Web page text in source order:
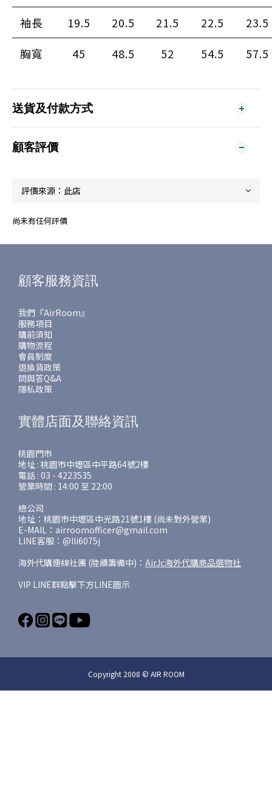
袖長
19.5 20.5 21.5 22.5
23.5
胸寬
45 48.5 52 54.5 57.5
送貨及付款方式
顧客評價
尚未有任何評價
顧客服務資訊
我們『AirRoom』
服務項目
購前須知
購物流程
會員制度
退換貨政策
問與答Q&A
隱私政策
實體店面及聯絡資訊
桃園門市
地址 : 桃園市中壢區中平路64號2樓
電話 : 03 - 4223535
營業時間 : 14:00 至 22:00
總公司
地址：桃園市中壢區中光路21號1樓 (尚未對外營業)
E-MAIL：airroomofficer@gmail.com
LINE客服：@lli6075j
海外代購連線社團 (陸續籌備中)： AirJc海外代購商品選物社
VIP LINE群點擊下方LINE圖示
Copyright 2008 © AIR ROOM